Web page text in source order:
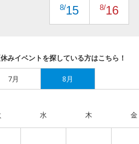
8/15 8/16
みイベントを探している方はこちら！
7月 8月
水 木 金